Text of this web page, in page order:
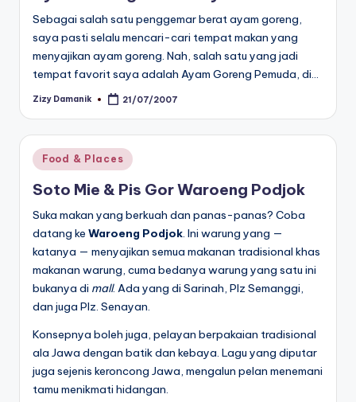
Sebagai salah satu penggemar berat ayam goreng,
saya pasti selalu mencari-cari tempat makan yang
menyajikan ayam goreng. Nah, salah satu yang jadi
tempat favorit saya adalah Ayam Goreng Pemuda, di…
Posted
Zizy Damanik 21/07/2007
Posted
in
Food & Places
Soto Mie & Pis Gor Waroeng Podjok
Suka makan yang berkuah dan panas-panas? Coba
datang ke Waroeng Podjok . Ini warung yang —
katanya — menyajikan semua makanan tradisional khas
makanan warung, cuma bedanya warung yang satu ini
bukanya di mall. Ada yang di Sarinah, Plz Semanggi,
dan juga Plz. Senayan.
Konsepnya boleh juga, pelayan berpakaian tradisional
ala Jawa dengan batik dan kebaya. Lagu yang diputar
juga sejenis keroncong Jawa, mengalun pelan menemani
tamu menikmati hidangan.